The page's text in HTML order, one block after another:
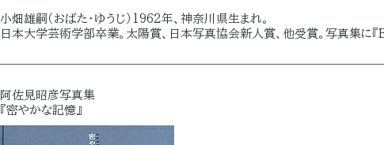
小畑雄嗣（おばた・ゆうじ）1962年、神奈川県生まれ。
日本大学芸術学部卒業。太陽賞、日本写真協会新人賞、他受賞。写真集
阿佐見昭彦写真集
『密やかな記憶』